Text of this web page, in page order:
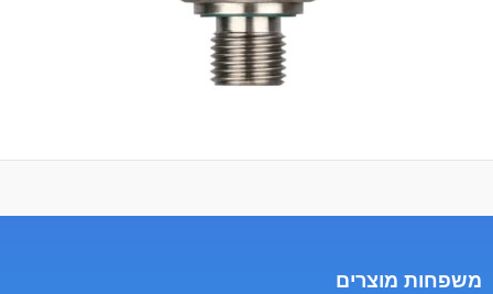
משפחות מוצרים